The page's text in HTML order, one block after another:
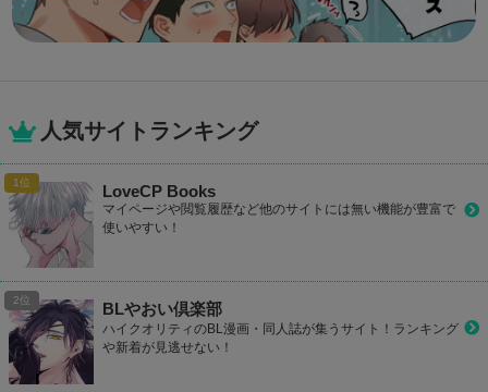
人気サイトランキング
LoveCP Books
マイページや閲覧履歴など他のサイトには無い機能が豊富で
使いやすい！
BLやおい倶楽部
ハイクオリティのBL漫画・同人誌が集うサイト！ランキング
や新着が見逃せない！